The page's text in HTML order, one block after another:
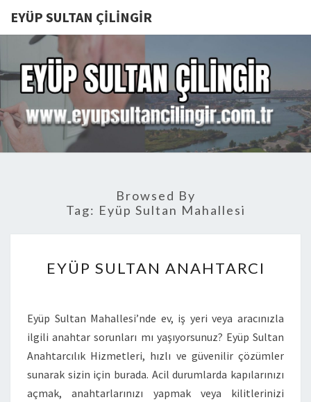
EYÜP SULTAN ÇILINGIR
EYÜP
SULTAN
ÇILINGIR
Browsed By
Tag: Eyüp Sultan Mahallesi
SULTAN
EYÜP SULTAN ANAHTARCI
Eyüp Sultan Mahallesi’nde ev, iş yeri veya aracınızla
ilgili anahtar sorunları mı yaşıyorsunuz? Eyüp Sultan
Anahtarcılık Hizmetleri, hızlı ve güvenilir çözümler
sunarak sizin için burada. Acil durumlarda kapılarınızı
açmak, anahtarlarınızı yapmak veya kilitlerinizi